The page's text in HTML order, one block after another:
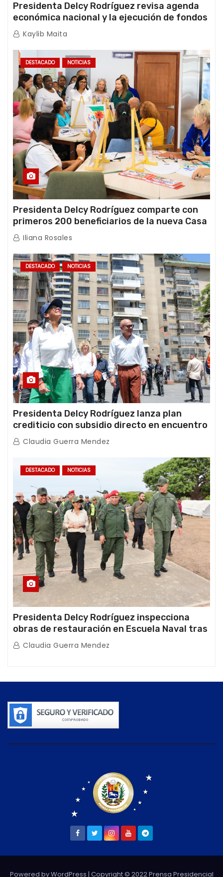
Presidenta Delcy Rodríguez revisa agenda
económica nacional y la ejecución de fondos
de emergencia post-sismos
Kaylib Maita
DESTACADO NOTICIAS
Presidenta Delcy Rodríguez comparte con
primeros 200 beneficiarios de la nueva Casa
de los Abuelos “La Primavera” en Caracas
Iliana Rosales
DESTACADO NOTICIAS
Presidenta Delcy Rodríguez lanza plan
crediticio con subsidio directo en encuentro
con Juntas de Condominio
Claudia Guerra Mendez
DESTACADO NOTICIAS
Presidenta Delcy Rodríguez inspecciona
obras de restauración en Escuela Naval tras
afectaciones sísmicas en La Guaira
Claudia Guerra Mendez
Powered by WordPress | Copyright © 2022 Prensa Presidencial